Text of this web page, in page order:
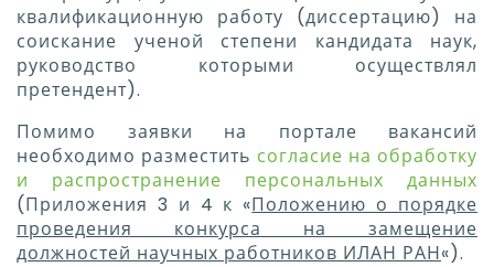
квалификационную работу (диссертацию) на
соискание ученой степени кандидата наук,
руководство которыми осуществлял
претендент).
Помимо заявки на портале вакансий
необходимо разместить согласие на обработку
и распространение персональных данных
(Приложения 3 и 4 к «Положению о порядке
проведения конкурса на замещение
должностей научных работников ИЛАН РАН«).